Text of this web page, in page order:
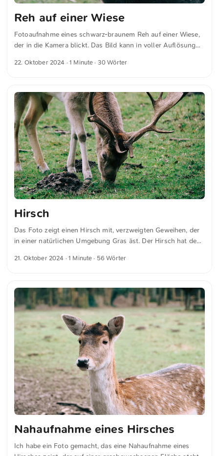
Reh auf einer Wiese
Fotoaufnahme eines schwarz-braunem Reh auf einer Wiese,
der in die Kamera blickt. Das Bild kann in voller Auflösung
werden. Link zum Foto auf unsplash.com
22. Oktober 2024 · 1 Minute · 30 Wörter
Hirsch
Das Foto zeigt einen Hirsch mit, verzweigten Geweihen, der
in einer natürlichen Umgebung Gras äst. Der Hirsch hat den
von einem grünen Grasfeld. Dieses Bild wurde von mir
Foto auf unsplash.com
21. Oktober 2024 · 1 Minute · 56 Wörter
Nahaufnahme eines Hirsches
Ich habe ein Foto gemacht, das eine Nahaufnahme eines